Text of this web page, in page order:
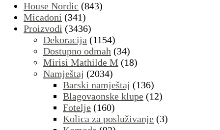
House Nordic (843)
Micadoni (341)
Proizvodi (3436)
Dekoracija (1154)
Dostupno odmah (34)
Mirisi Mathilde M (18)
Namještaj (2034)
Barski namještaj (136)
Blagovaonske klupe (12)
Fotelje (160)
Kolica za posluživanje (3)